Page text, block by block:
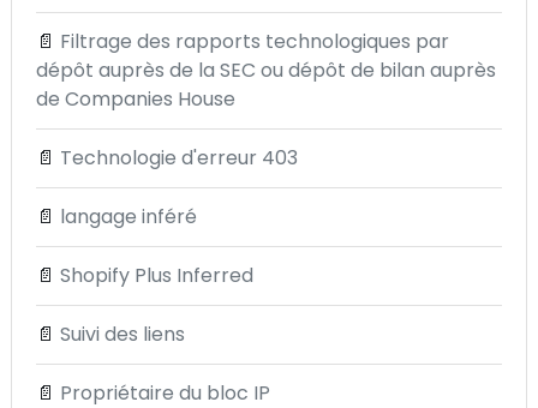
📄 Filtrage des rapports technologiques par
dépôt auprès de la SEC ou dépôt de bilan auprès
de Companies House
📄 Technologie d'erreur 403
📄 langage inféré
📄 Shopify Plus Inferred
📄 Suivi des liens
📄 Propriétaire du bloc IP